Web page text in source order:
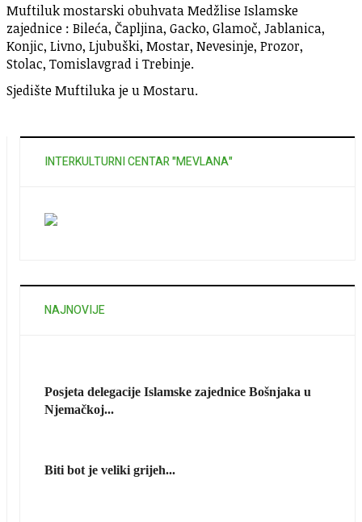
Muftiluk mostarski obuhvata Medžlise Islamske
zajednice : Bileća, Čapljina, Gacko, Glamoč, Jablanica,
Konjic, Livno, Ljubuški, Mostar, Nevesinje, Prozor,
Stolac, Tomislavgrad i Trebinje.
Sjedište Muftiluka je u Mostaru.
INTERKULTURNI CENTAR "MEVLANA"
NAJNOVIJE
Posjeta delegacije Islamske zajednice Bošnjaka u
Njemačkoj...
Biti bot je veliki grijeh...